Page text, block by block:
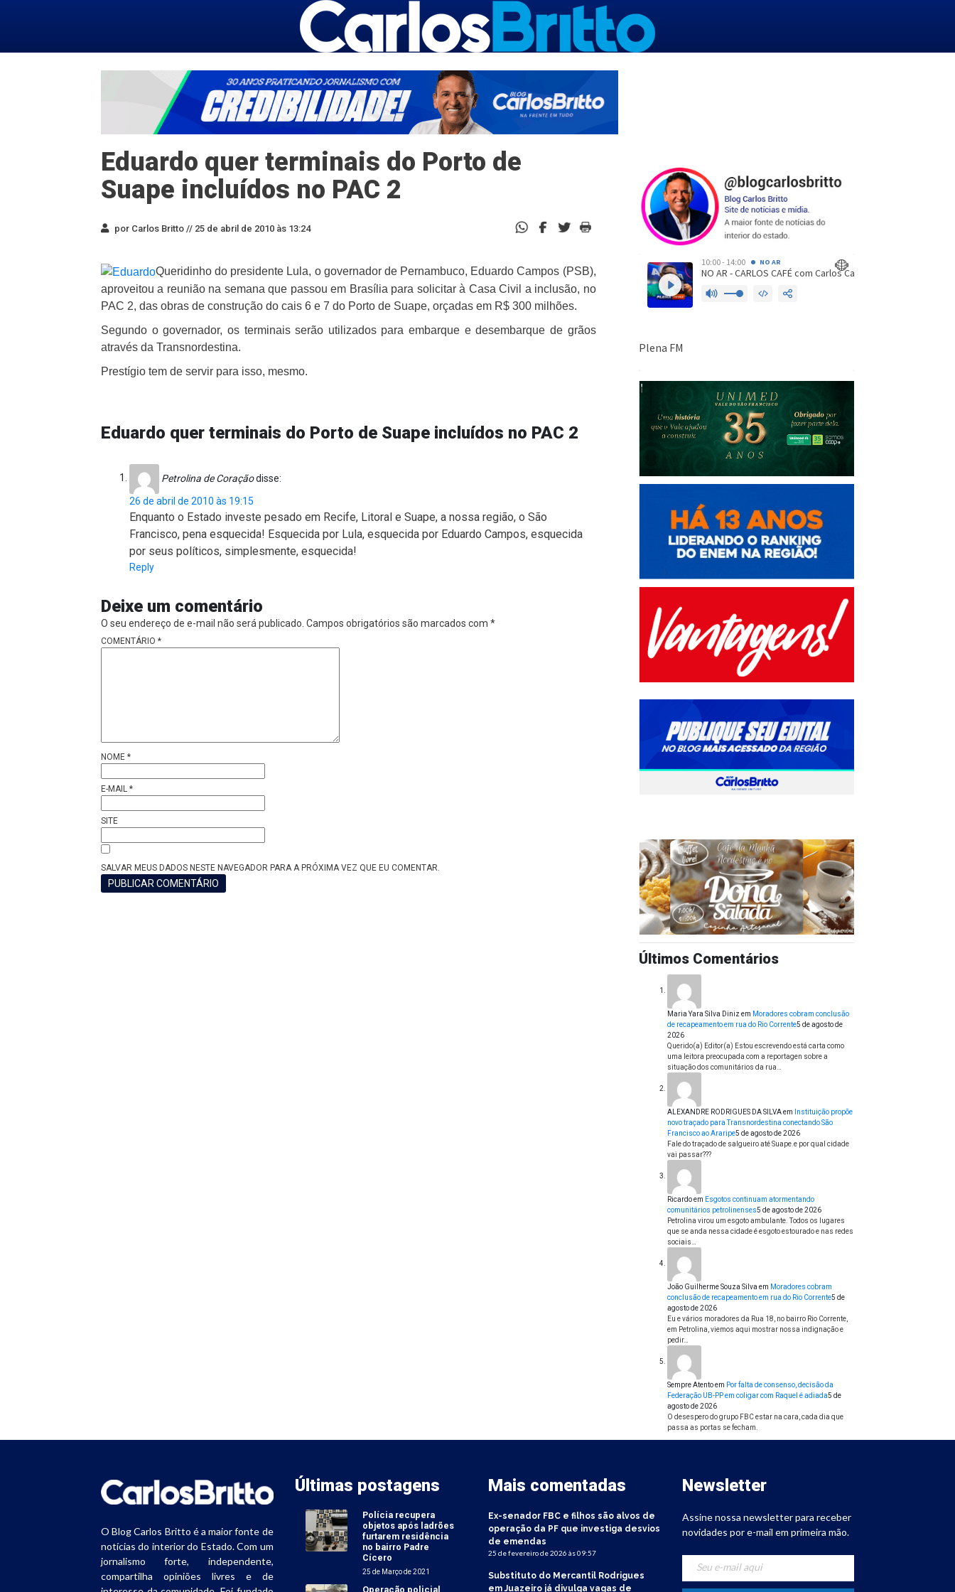
Eduardo quer terminais do Porto de
Suape incluídos no PAC 2
por Carlos Britto // 25 de abril de 2010 às 13:24
Queridinho do presidente Lula, o governador de Pernambuco, Eduardo Campos (PSB),
aproveitou a reunião na semana que passou em Brasília para solicitar à Casa Civil a inclusão, no
PAC 2, das obras de construção do cais 6 e 7 do Porto de Suape, orçadas em R$ 300 milhões.
Segundo o governador, os terminais serão utilizados para embarque e desembarque de grãos
através da Transnordestina.
Prestígio tem de servir para isso, mesmo.
Eduardo quer terminais do Porto de Suape incluídos no PAC 2
Petrolina de Coraçãodisse:
26 de abril de 2010 às 19:15
Enquanto o Estado investe pesado em Recife, Litoral e Suape, a nossa região, o São
Francisco, pena esquecida! Esquecida por Lula, esquecida por Eduardo Campos, esquecida
por seus políticos, simplesmente, esquecida!
Reply
Deixe um comentário
O seu endereço de e-mail não será publicado. Campos obrigatórios são marcados com *
COMENTÁRIO *
NOME *
E-MAIL *
SITE
SALVAR MEUS DADOS NESTE NAVEGADOR PARA A PRÓXIMA VEZ QUE EU COMENTAR.
Últimos Comentários
Maria Yara Silva Diniz em Moradores cobram conclusão
de recapeamento em rua do Rio Corrente5 de agosto de
2026
Querido(a) Editor(a) Estou escrevendo está carta como
uma leitora preocupada com a reportagen sobre a
situação dos comunitários da rua…
ALEXANDRE RODRIGUES DA SILVAem
Instituição propõe
novo traçado para Transnordestina conectando São
Francisco ao Araripe5 de agosto de 2026
Fale do traçado de salgueiro até Suape.e por qual cidade
vai passar???
Ricardoem Esgotos continuam atormentando
comunitários petrolinenses5 de agosto de 2026
Petrolina virou um esgoto ambulante. Todos os lugares
que se anda nessa cidade é esgoto estourado e nas redes
sociais…
João Guilherme Souza Silva em Moradores cobram
conclusão de recapeamento em rua do Rio Corrente5 de
agosto de 2026
Eu e vários moradores da Rua 18, no bairro Rio Corrente,
em Petrolina, viemos aqui mostrar nossa indignação e
pedir…
Sempre Atentoem Por falta de consenso, decisão da
Federação UB-PP em coligar com Raquel é adiada5 de
agosto de 2026
O desespero do grupo FBC estar na cara, cada dia que
passa as portas se fecham.
O Blog Carlos Britto é a maior fonte de
notícias do interior do Estado. Com um
jornalismo forte, independente,
compartilha opiniões livres e de
Últimas postagens
Polícia recupera
objetos após ladrões
furtarem residência
no bairro Padre
Cícero
25 de Março de 2021
Operação policial
Mais comentadas
Ex-senador FBC e filhos são alvos de
operação da PF que investiga desvios
de emendas
25 de fevereiro de 2026 às 09:57
Substituto do Mercantil Rodrigues
em Juazeiro já divulga vagas de
Newsletter
Assine nossa newsletter para receber
novidades por e-mail em primeira mão.